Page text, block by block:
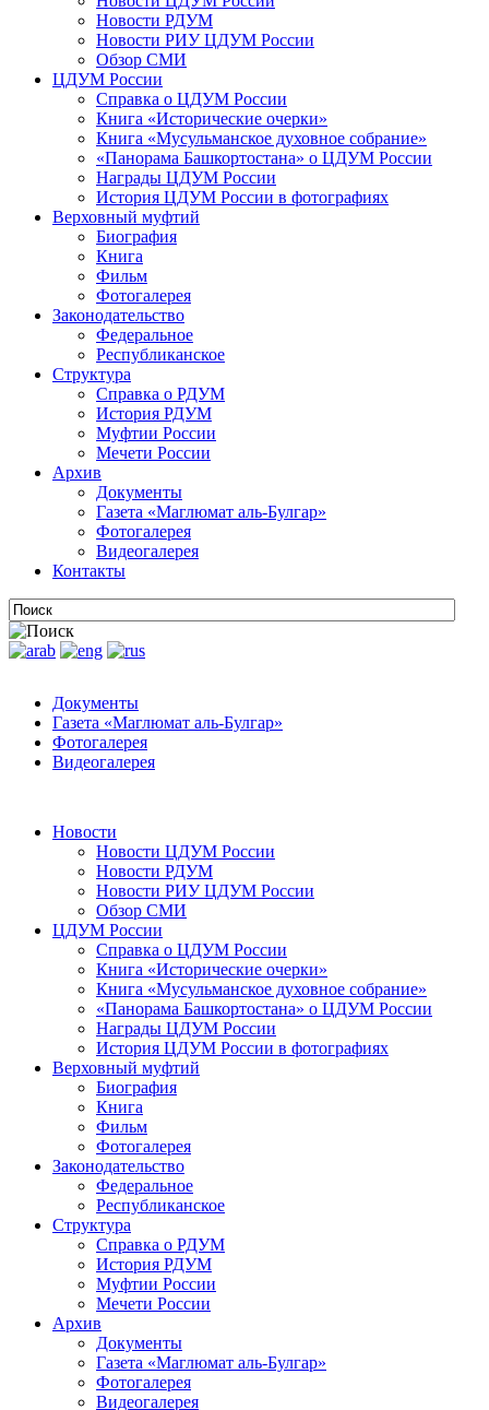
Новости РДУМ
Новости РИУ ЦДУМ России
Обзор СМИ
ЦДУМ России
Справка о ЦДУМ России
Книга «Исторические очерки»
Книга «Мусульманское духовное собрание»
«Панорама Башкортостана» о ЦДУМ России
Награды ЦДУМ России
История ЦДУМ России в фотографиях
Верховный муфтий
Биография
Книга
Фильм
Фотогалерея
Законодательство
Федеральное
Республиканское
Структура
Справка о РДУМ
История РДУМ
Муфтии России
Мечети России
Архив
Документы
Газета «Маглюмат аль-Булгар»
Фотогалерея
Видеогалерея
Контакты
Документы
Газета «Маглюмат аль-Булгар»
Фотогалерея
Видеогалерея
Новости
Новости ЦДУМ России
Новости РДУМ
Новости РИУ ЦДУМ России
Обзор СМИ
ЦДУМ России
Справка о ЦДУМ России
Книга «Исторические очерки»
Книга «Мусульманское духовное собрание»
«Панорама Башкортостана» о ЦДУМ России
Награды ЦДУМ России
История ЦДУМ России в фотографиях
Верховный муфтий
Биография
Книга
Фильм
Фотогалерея
Законодательство
Федеральное
Республиканское
Структура
Справка о РДУМ
История РДУМ
Муфтии России
Мечети России
Архив
Документы
Газета «Маглюмат аль-Булгар»
Фотогалерея
Видеогалерея